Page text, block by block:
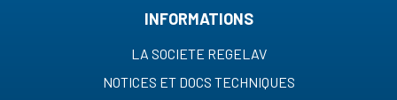
INFORMATIONS
LA SOCIETE REGELAV
NOTICES ET DOCS TECHNIQUES